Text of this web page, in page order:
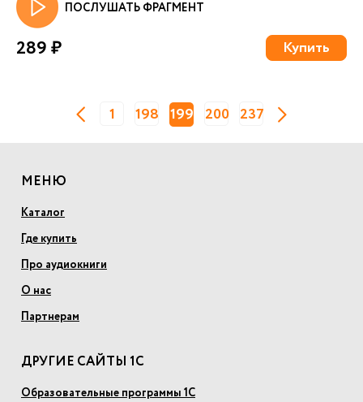
ПОСЛУШАТЬ ФРАГМЕНТ
289 ₽ Купить
1 198 199 200 237
МЕНЮ
Каталог
Где купить
Про аудиокниги
О нас
Партнерам
ДРУГИЕ САЙТЫ 1С
Образовательные программы 1С